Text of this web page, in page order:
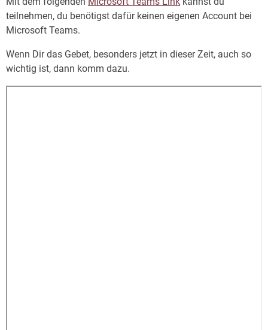
teilnehmen, du benötigst dafür keinen eigenen Account bei
Microsoft Teams.
Wenn Dir das Gebet, besonders jetzt in dieser Zeit, auch so
wichtig ist, dann komm dazu.